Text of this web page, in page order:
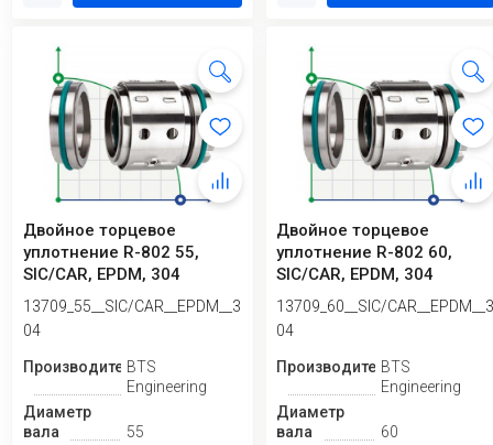
Двойное торцевое
уплотнение R-802 55,
SIC/CAR, EPDM, 304
13709_55__SIC/CAR__EPDM__3
04
ПроизводительBTS
Engineering
Диаметр
вала
55
Двойное торцевое
уплотнение R-802 60,
SIC/CAR, EPDM, 304
13709_60__SIC/
04
ПроизводительBTS
Engineering
Диаметр
вала
60